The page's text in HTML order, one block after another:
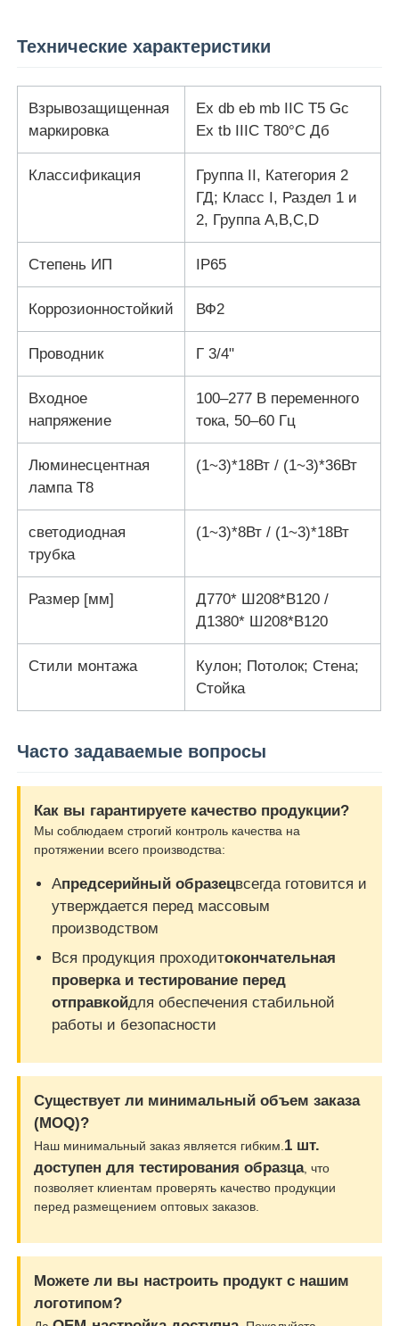
Технические характеристики
Взрывозащищенная
маркировка
Ex db eb mb IIC T5 Gc
Ex tb IIIC T80°C Дб
Классификация
Группа II, Категория 2
ГД; Класс I, Раздел 1 и
2, Группа A,B,C,D
Степень ИП IP65
Коррозионностойкий ВФ2
Проводник Г 3/4"
Входное
напряжение
100–277 В переменного
тока, 50–60 Гц
Люминесцентная
лампа Т8
(1~3)*18Вт / (1~3)*36Вт
светодиодная
трубка
(1~3)*8Вт / (1~3)*18Вт
Размер [мм]
Д770* Ш208*В120 /
Д1380* Ш208*В120
Стили монтажа
Кулон; Потолок; Стена;
Стойка
Часто задаваемые вопросы
Как вы гарантируете качество продукции?
Мы соблюдаем строгий контроль качества на
протяжении всего производства:
Апредсерийный образецвсегда готовится и
утверждается перед массовым
производством
Вся продукция проходитокончательная
проверка и тестирование перед
отправкойдля обеспечения стабильной
работы и безопасности
Существует ли минимальный объем заказа
(MOQ)?
Наш минимальный заказ является гибким. 1 шт.
доступен для тестирования образца, что
позволяет клиентам проверять качество продукции
перед размещением оптовых заказов.
Можете ли вы настроить продукт с нашим
логотипом?